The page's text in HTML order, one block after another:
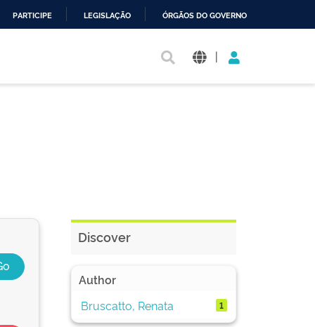
PARTICIPE LEGISLAÇÃO ÓRGÃOS DO GOVERNO
|
Discover
Author
Bruscatto, Renata
1